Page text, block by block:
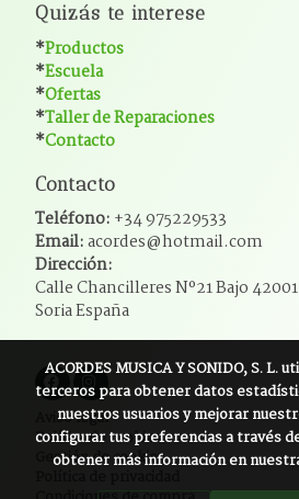
Quizás te interese
*Productos
*Escuela
*Ofertas
*Taller de Reparaciones
*Contacto
Contacto
Teléfono: +34 975229533
Email:acordes@hotmail.com
Dirección:
Calle Chancilleres Nº21 Bajo
Soria España
Aviso legal
Política de cookies
Gestión de cookies
ACORDES MUSICA Y SONIDO, S. L.
terceros para obtener datos
nuestros usuarios y mejorar
configurar tus preferencias a través
obtener más información en